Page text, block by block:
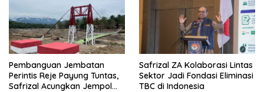
Pembanguan Jembatan
Perintis Reje Payung Tuntas,
Safrizal Acungkan Jempol
Safrizal ZA Kolaborasi Lintas
Sektor Jadi Fondasi Eliminasi
TBC di Indonesia